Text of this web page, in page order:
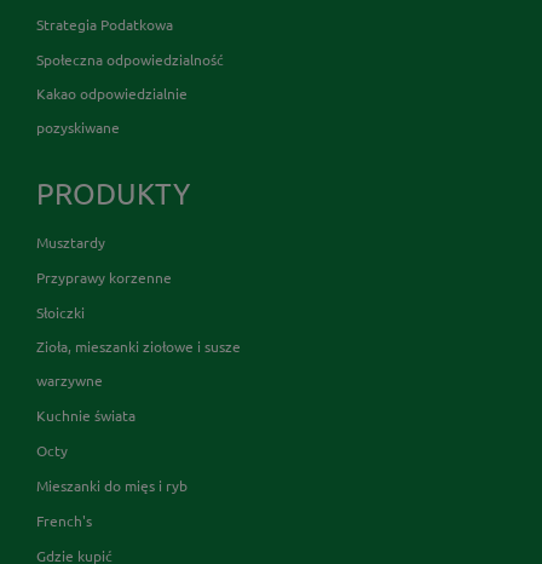
Strategia Podatkowa
Społeczna odpowiedzialność
Kakao odpowiedzialnie
pozyskiwane
PRODUKTY
Musztardy
Przyprawy korzenne
Słoiczki
Zioła, mieszanki ziołowe i susze
warzywne
Kuchnie świata
Octy
Mieszanki do mięs i ryb
French's
Gdzie kupić